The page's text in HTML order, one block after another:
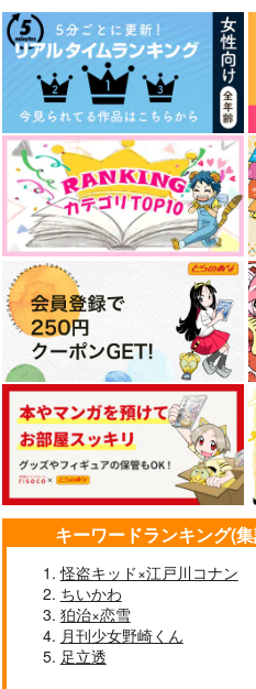
キーワードランキング(
怪盗キッド×江戸川コナン
ちいかわ
狛治×恋雪
月刊少女野崎くん
足立透